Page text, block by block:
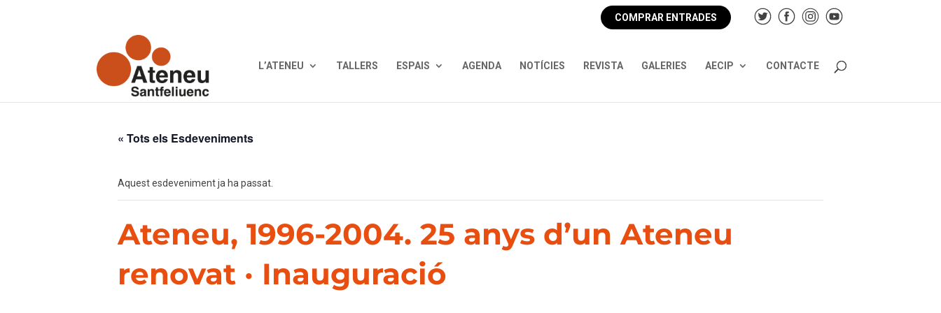
COMPRAR ENTRADES
L’ATENEU TALLERS ESPAIS AGENDA NOTÍCIES REVISTA GALERIES AECIP CONTACTE
« Tots els Esdeveniments
Aquest esdeveniment ja ha passat.
Ateneu, 1996-2004. 25 anys d’un Ateneu
renovat · Inauguració